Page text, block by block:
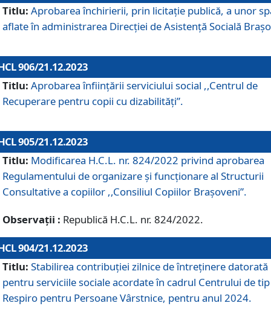
Titlu: Aprobarea închirierii, prin licitație publică, a unor
aflate în administrarea Direcției de Asistență Socială
906/21.12.2023
Titlu: Aprobarea înființării serviciului social ,,Centrul de
Recuperare pentru copii cu dizabilități”.
905/21.12.2023
Titlu: Modificarea H.C.L. nr. 824/2022 privind aprobarea
Regulamentului de organizare şi funcţionare al Structurii
Consultative a copiilor ,,Consiliul Copiilor Braşoveni”.
Observații : Republică H.C.L. nr. 824/2022.
904/21.12.2023
Titlu: Stabilirea contribuţiei zilnice de întreținere datorată
pentru serviciile sociale acordate în cadrul Centrului de tip
Respiro pentru Persoane Vârstnice, pentru anul 2024.